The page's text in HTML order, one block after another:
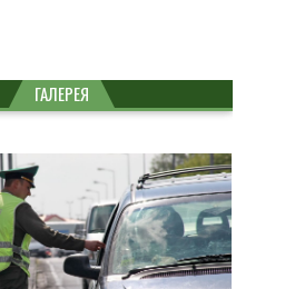
ГАЛЕРЕЯ